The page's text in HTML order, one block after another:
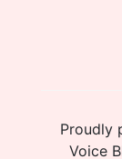
ンProudly
Voice